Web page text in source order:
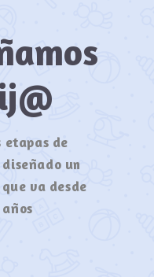
de
un
va desde